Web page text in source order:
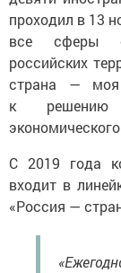
проходил в 13
все сферы
российских
страна — моя
к решению
С 2019 года
входит в
«Россия —